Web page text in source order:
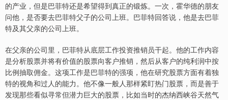
的产业，但是巴菲特还是希望得到真正的锻炼。一次，霍华德的朋友
问他，是否要去巴菲特父子的公司上班。巴菲特回答说，他是去巴菲
特及其父亲的公司上班。
在父亲的公司里，巴菲特从底层工作投资推销员干起。他的工作内容
是分析股票并将有价值的股票向客户推销，然后从客户的纯利润中按
比例抽取佣金。这项工作是巴菲特的强项，他在研究股票方面有着独
特的视角和过人的能力。他不像一般人那样紧盯热门股票，而是善于
发现那些看似寻常但潜力巨大的股票，比如当时的杰纳西峡谷天然气